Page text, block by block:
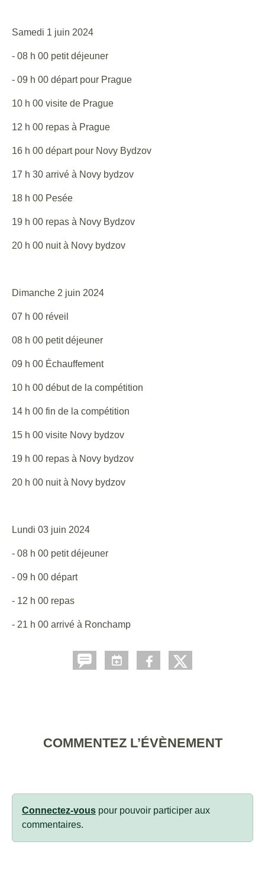
Samedi 1 juin 2024
- 08 h 00 petit déjeuner
- 09 h 00 départ pour Prague
10 h 00 visite de Prague
12 h 00 repas à Prague
16 h 00 départ pour Novy Bydzov
17 h 30 arrivé à Novy bydzov
18 h 00 Pesée
19 h 00 repas à Novy Bydzov
20 h 00 nuit à Novy bydzov
Dimanche 2 juin 2024
07 h 00 réveil
08 h 00 petit déjeuner
09 h 00 Échauffement
10 h 00 début de la compétition
14 h 00 fin de la compétition
15 h 00 visite Novy bydzov
19 h 00 repas à Novy bydzov
20 h 00 nuit à Novy bydzov
Lundi 03 juin 2024
- 08 h 00 petit déjeuner
- 09 h 00 départ
- 12 h 00 repas
- 21 h 00 arrivé à Ronchamp
COMMENTEZ L’ÉVÈNEMENT
Connectez-vous pour pouvoir participer aux
commentaires.